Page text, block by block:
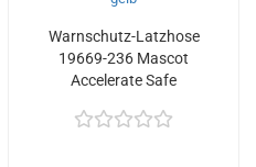
Warnschutz-Latzhose
19669-236 Mascot
Accelerate Safe